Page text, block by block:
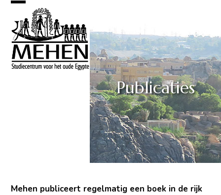
Skip
content
Open
mobile
menu
Close
mobile
menu
Publicaties
Mehen publiceert regelmatig een boek in de rijk